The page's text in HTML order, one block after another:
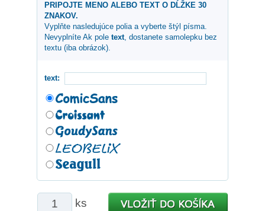
PRIPOJTE MENO ALEBO TEXT O DĹŽKE 30
ZNAKOV.
Vyplňte nasledujúce polia a vyberte štýl písma.
Nevyplníte Ak pole text, dostanete samolepku bez
textu (iba obrázok).
text:
ks